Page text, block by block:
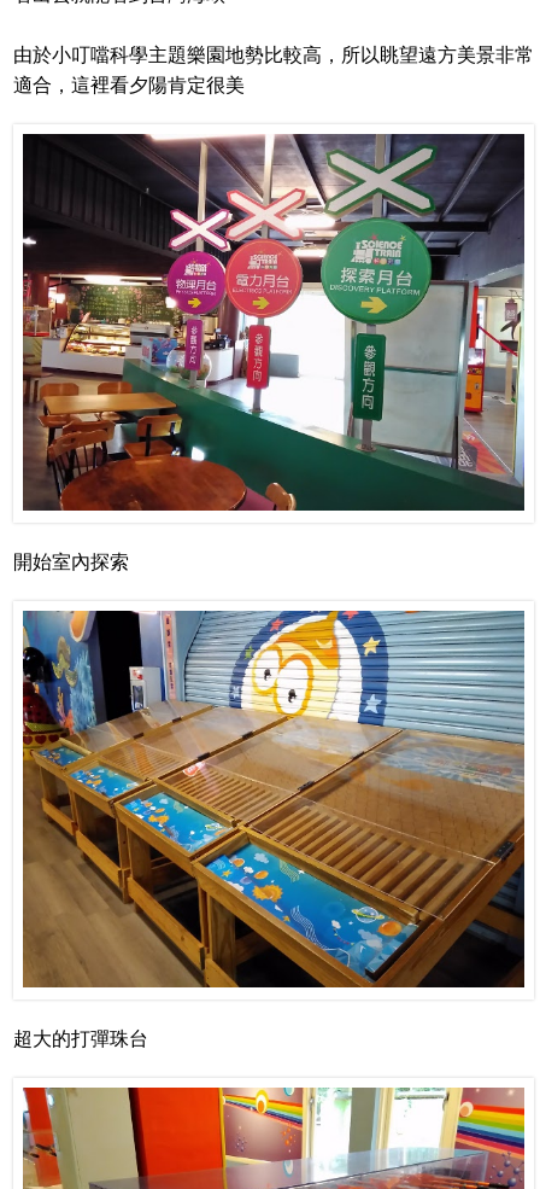
由於小叮噹科學主題樂園地勢比較高，所以眺望遠方美景非常
適合，這裡看夕陽肯定很美
開始室內探索
超大的打彈珠台